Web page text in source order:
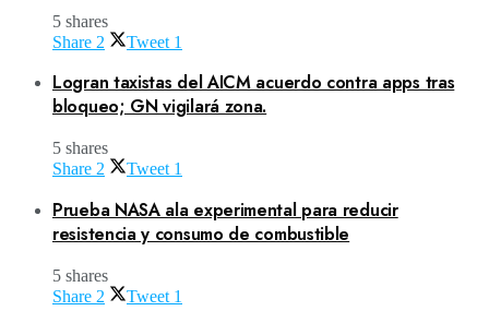
5 shares
Share 2 Tweet 1
Logran taxistas del AICM acuerdo contra apps tras
bloqueo; GN vigilará zona.
5 shares
Share 2 Tweet 1
Prueba NASA ala experimental para reducir
resistencia y consumo de combustible
5 shares
Share 2 Tweet 1